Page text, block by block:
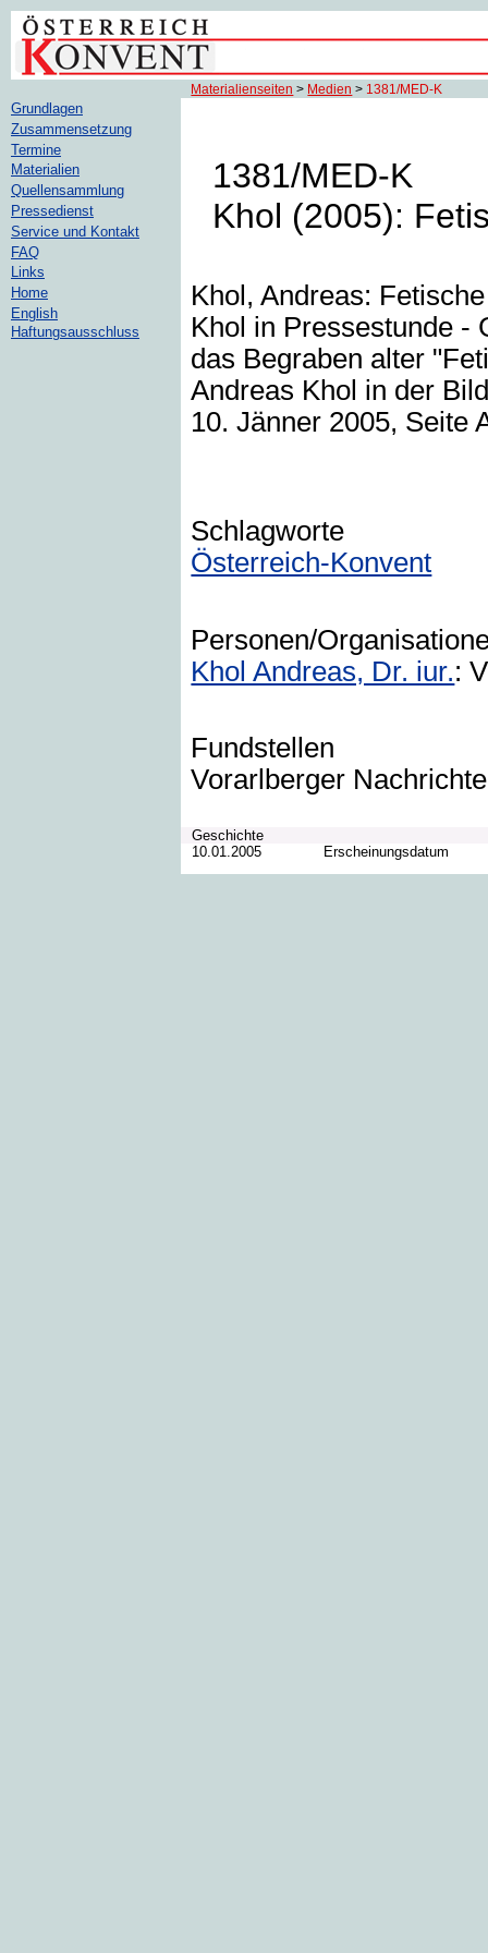
Materialienseiten > Medien > 1381/MED-K
1381/MED-K
Khol (2005):
Khol, Andreas:
Khol in Pressestunde -
das Begraben alter
Andreas Khol in der
10. Jänner 2005, Seite
Schlagworte
Österreich-Konvent
Personen/
Khol Andreas, Dr. iur.:
Fundstellen
Vorarlberger
Geschichte
10.01.2005
Erscheinungsdatum
Grundlagen
Zusammensetzung
Termine
Materialien
Quellensammlung
Pressedienst
Service und Kontakt
FAQ
Links
Home
English
Haftungsausschluss